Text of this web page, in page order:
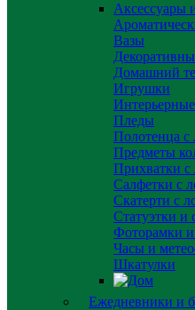
Аксессуары
Вазы
Домашний
Игрушки
Пледы
Полотенца с
Предметы
Прихватки с
Салфетки с
Скатерти с
Статуэтки и
Фоторамки
Часы и
Шкатулки
Ежедневники и